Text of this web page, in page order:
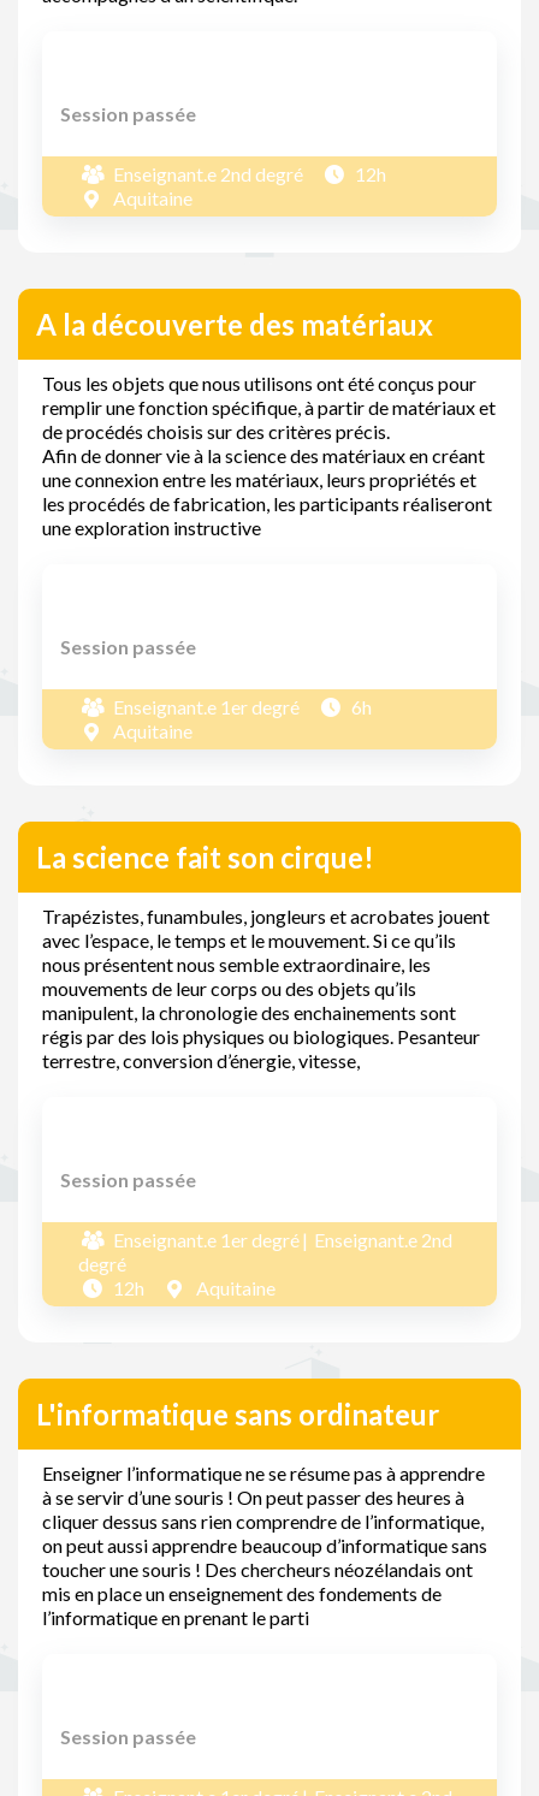
Session passée
Enseignant.e 2nd degré
12h
Aquitaine
A la découverte des matériaux
Tous les objets que nous utilisons ont été conçus pour
remplir une fonction spécifique, à partir de matériaux et
de procédés choisis sur des critères précis.
Afin de donner vie à la science des matériaux en créant
une connexion entre les matériaux, leurs propriétés et
les procédés de fabrication, les participants réaliseront
une exploration instructive
Session passée
Enseignant.e 1er degré
6h
Aquitaine
La science fait son cirque!
Trapézistes, funambules, jongleurs et acrobates jouent
avec l’espace, le temps et le mouvement. Si ce qu’ils
nous présentent nous semble extraordinaire, les
mouvements de leur corps ou des objets qu’ils
manipulent, la chronologie des enchainements sont
régis par des lois physiques ou biologiques. Pesanteur
terrestre, conversion d’énergie, vitesse,
Session passée
Enseignant.e 1er degré
Enseignant.e 2nd
degré
12h
Aquitaine
L'informatique sans ordinateur
Enseigner l’informatique ne se résume pas à apprendre
à se servir d’une souris ! On peut passer des heures à
cliquer dessus sans rien comprendre de l’informatique,
on peut aussi apprendre beaucoup d’informatique sans
toucher une souris ! Des chercheurs néozélandais ont
mis en place un enseignement des fondements de
l’informatique en prenant le parti
Session passée